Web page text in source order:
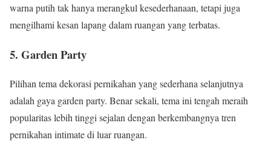
warna putih tak hanya merangkul kesederhanaan, tetapi juga
mengilhami kesan lapang dalam ruangan yang terbatas.
5. Garden Party
Pilihan tema dekorasi pernikahan yang sederhana selanjutnya
adalah gaya garden party. Benar sekali, tema ini tengah meraih
popularitas lebih tinggi sejalan dengan berkembangnya tren
pernikahan intimate di luar ruangan.